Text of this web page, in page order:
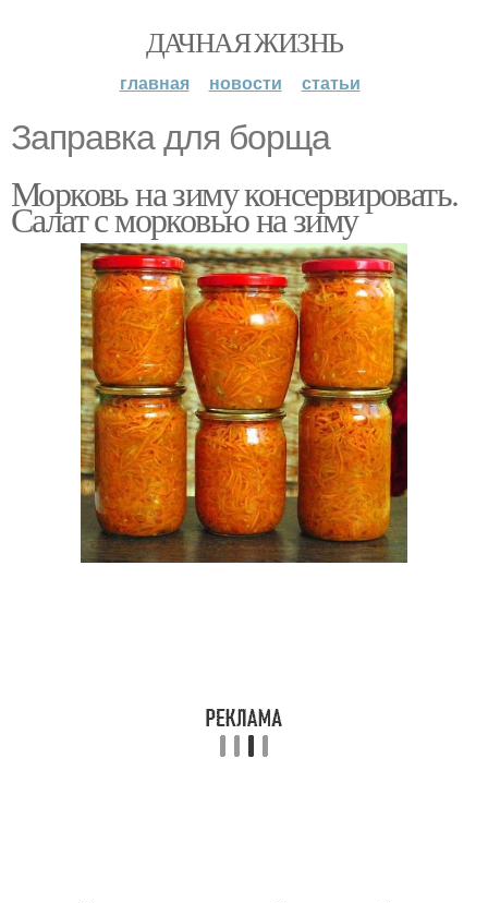
ДАЧНАЯ ЖИЗНЬ
главная новости статьи
Заправка для борща
Морковь на зиму консервировать.
Салат с морковью на зиму